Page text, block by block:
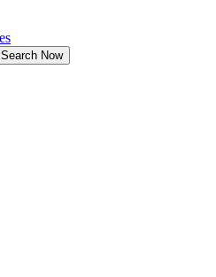
Search Now